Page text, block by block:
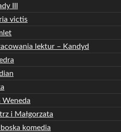
III
victis
lektur – Kandyd
Weneda
i Małgorzata
komedia